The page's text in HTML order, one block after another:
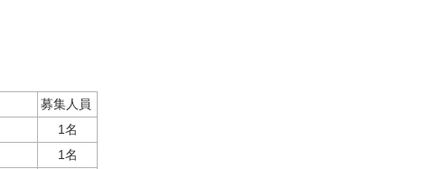
募集人員
1名
1名